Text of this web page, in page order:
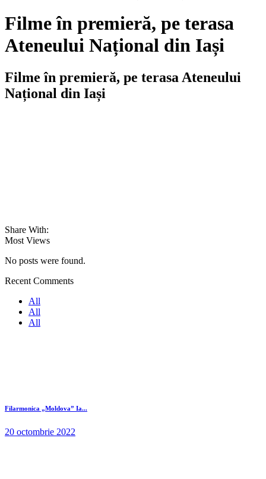
Filme în premieră, pe terasa
Ateneului Național din Iași
Filme în premieră, pe terasa Ateneului
Național din Iași
Share With:
Most Views
No posts were found.
Recent Comments
All
All
All
Filarmonica „Moldova” Ia...
20 octombrie 2022